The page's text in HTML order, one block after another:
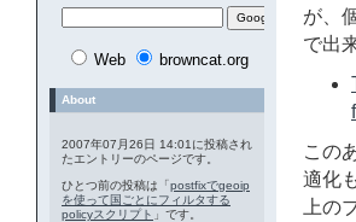
が、
で出
この
適化
上の
Web browncat.org
About
2007年07月26日 14:01に投稿され
たエントリーのページです。
ひとつ前の投稿は「postfixでgeoip
を使って国ごとにフィルタする
policyスクリプト 」です。